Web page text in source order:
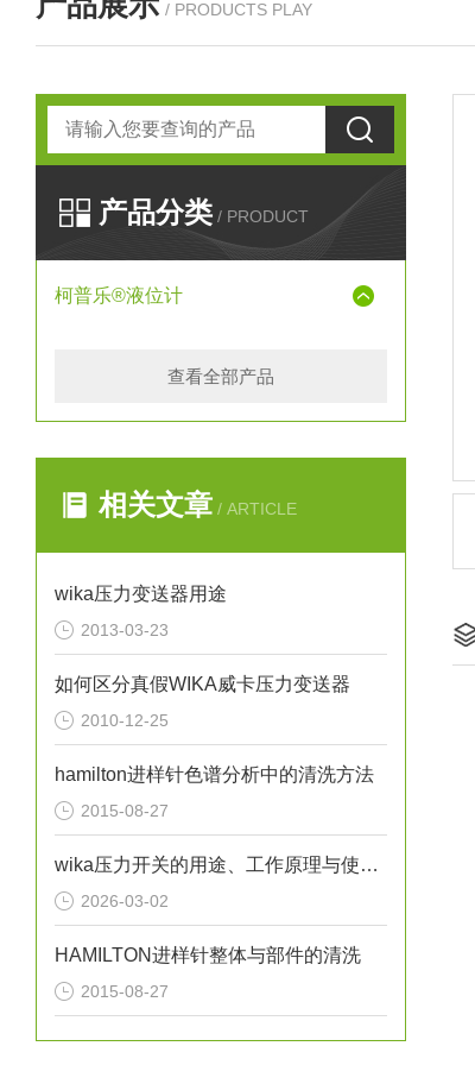
/ PRODUCTS PLAY
产品分类 / PRODUCT
柯普乐®液位计
查看全部产品
相关文章 / ARTICLE
wika压力变送器用途
2013-03-23
如何区分真假WIKA威卡压力变送器
2010-12-25
hamilton进样针色谱分析中的清洗方法
2015-08-27
wika压力开关的用途、工作原理与使用注意事项
2026-03-02
HAMILTON进样针整体与部件的清洗
2015-08-27